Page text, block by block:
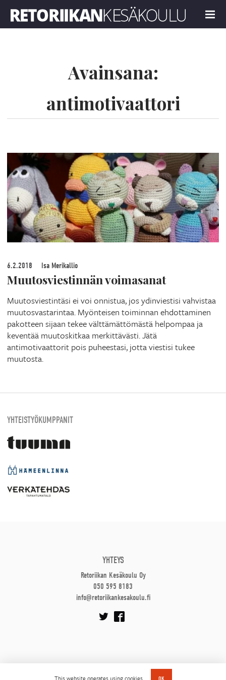
OK
MENU
Avainsana:
antimotivaattori
6.2.2018 Isa Merikallio
Muutosviestinnän voimasanat
Muutosviestintäsi ei voi onnistua, jos ydinviestisi vahvistaa
muutosvastarintaa. Myönteisen toiminnan ehdottaminen
pakotteen sijaan tekee välttämättömästä helpompaa ja
keventää muutoskitkaa merkittävästi. Jätä
antimotivaattorit pois puheestasi, jotta viestisi tukee
muutosta.
YHTEISTYÖKUMPPANIT
YHTEYS
Retoriikan Kesäkoulu Oy
050 595 8183
info@retoriikankesakoulu.fi